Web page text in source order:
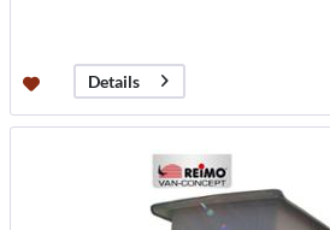
Details